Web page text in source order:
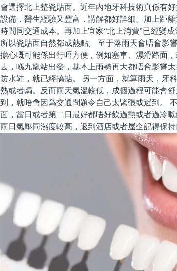
會選擇北上整瓷貼面。近年內地牙科技術真係有
設備，醫生經驗又豐富，講解都好詳細。加上距
時間同交通成本。再加上宜家“北上消費”已經變
所以瓷貼面自然都成熱點。 至于落雨天會唔會影
擔心嘅可能係出行唔方便，例如塞車、濕滑路面
去，喺九龍站出發，基本上雨勢再大都唔會影響
防水鞋，就已經搞掂。 另一方面，就算雨天，牙
熱或者焗。反而雨天氣溫較低，成個過程可能會
到，就唔會因爲交通問題令自己太緊張或遲到。
面，當日或者第二日最好都唔好飲過熱或者過冷
雨日氣壓同濕度較高，返到酒店或者屋企記得保持